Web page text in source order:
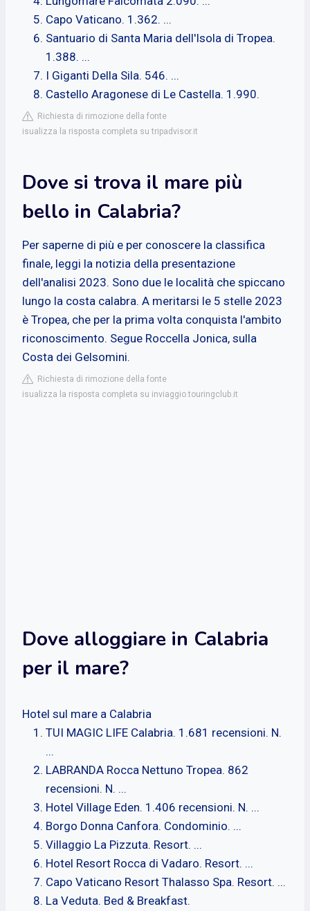
Capo Vaticano. 1.362. ...
Santuario di Santa Maria dell'Isola di Tropea.
1.388. ...
I Giganti Della Sila. 546. ...
Castello Aragonese di Le Castella. 1.990.
Richiesta di rimozione della fonte
isualizza la risposta completa su tripadvisor.it
Dove si trova il mare più
bello in Calabria?
Per saperne di più e per conoscere la classifica
finale, leggi la notizia della presentazione
dell'analisi 2023. Sono due le località che spiccano
lungo la costa calabra. A meritarsi le 5 stelle 2023
è Tropea, che per la prima volta conquista l'ambito
riconoscimento. Segue Roccella Jonica, sulla
Costa dei Gelsomini.
Richiesta di rimozione della fonte
isualizza la risposta completa su inviaggio.touringclub.it
Dove alloggiare in Calabria
per il mare?
Hotel sul mare a Calabria
TUI MAGIC LIFE Calabria. 1.681 recensioni. N.
...
LABRANDA Rocca Nettuno Tropea. 862
recensioni. N. ...
Hotel Village Eden. 1.406 recensioni. N. ...
Borgo Donna Canfora. Condominio. ...
Villaggio La Pizzuta. Resort. ...
Hotel Resort Rocca di Vadaro. Resort. ...
Capo Vaticano Resort Thalasso Spa. Resort. ...
La Veduta. Bed & Breakfast.